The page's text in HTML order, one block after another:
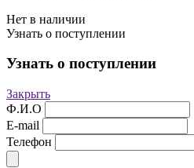
Нет в наличии
Узнать о поступлении
Узнать о поступлении
Закрыть
Ф.И.О
E-mail
Телефон